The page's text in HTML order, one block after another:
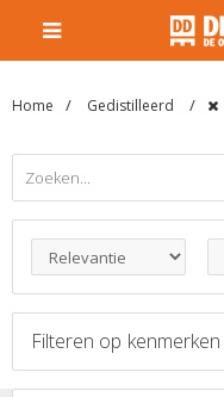
Home Gedistilleerd
Filteren op kenmerken